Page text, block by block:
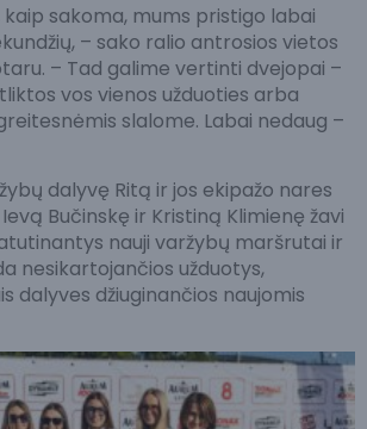
kaip sakoma, mums pristigo labai
– sako ralio antrosios vietos
– Tad galime vertinti dvejopai –
vos vienos užduoties arba
slalome. Labai nedaug –
dalyvę Ritą ir jos ekipažo nares
Bučinskę ir Kristiną Klimienę žavi
nauji varžybų maršrutai ir
nesikartojančios užduotys,
dalyves džiuginančios naujomis